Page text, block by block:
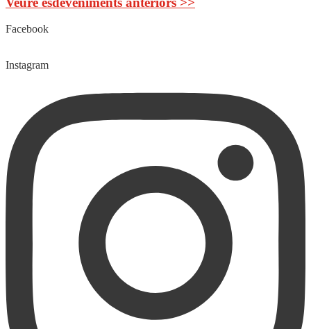
Facebook
Instagram